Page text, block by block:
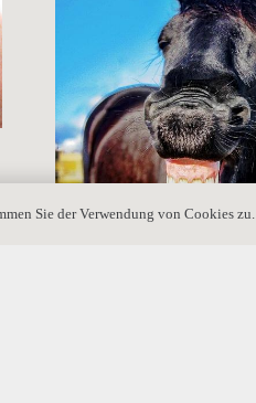
Sie der Verwendung von Cookies zu.